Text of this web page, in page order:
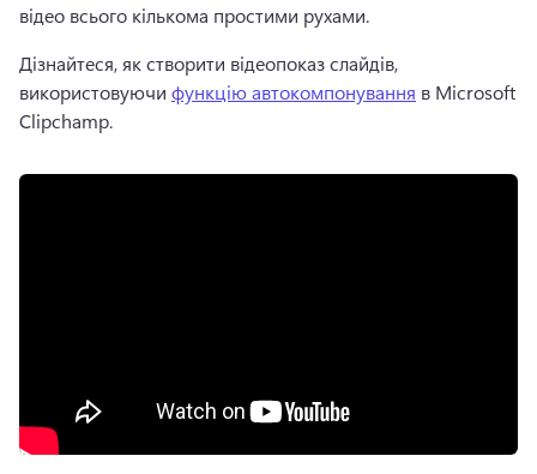
відео всього кількома простими рухами.
Дізнайтеся, як створити відеопоказ слайдів,
використовуючи функцію автокомпонування в Microsoft
Clipchamp.